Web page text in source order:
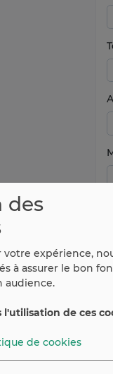
des
expérience,
à assurer le bon
audience.
l'utilisation de ces
de cookies